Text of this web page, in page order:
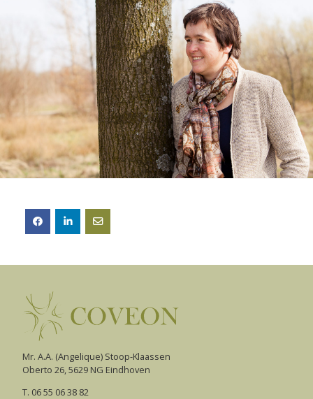
Mr. A.A. (Angelique) Stoop-Klaassen
Oberto 26, 5629 NG Eindhoven
T. 06 55 06 38 82